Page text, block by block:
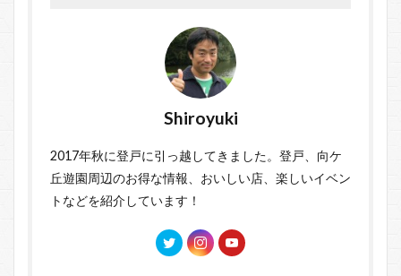
Shiroyuki
2017年秋に登戸に引っ越してきました。登戸、向ケ
丘遊園周辺のお得な情報、おいしい店、楽しいイベン
トなどを紹介しています！